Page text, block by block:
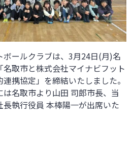
ールクラブは、3月24日(月)名
名取市と株式会社マイナビフット
携協定」を締結いたしました。
名取市より山田 司郎市長、当
執行役員 本棒陽一が出席いた